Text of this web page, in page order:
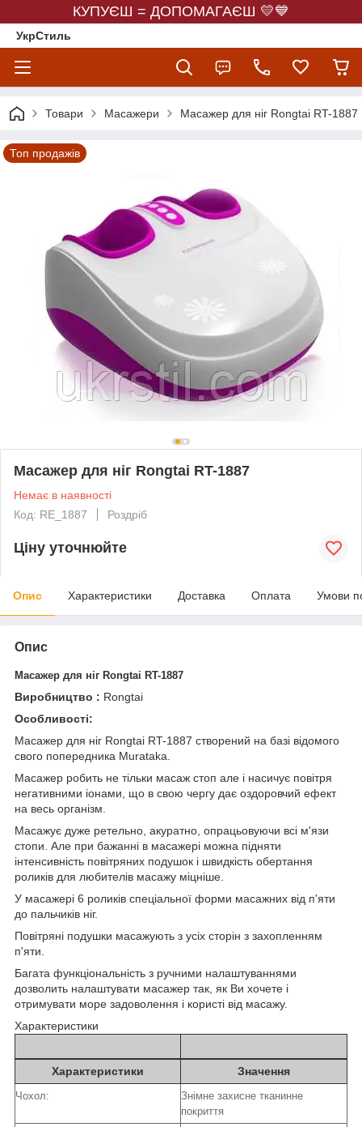
КУПУЄШ = ДОПОМАГАЄШ 💛💙
УкрСтиль
Товари Масажери Масажер для ніг Rongtai RT-1887
Топ продажів
Масажер для ніг Rongtai RT-1887
Немає в наявності
Код: RE_1887
Роздріб
Ціну уточнюйте
Опис Характеристики Доставка Оплата Умови
Опис
Масажер для ніг Rongtai RT-1887
Виробництво : Rongtai
Особливості:
Масажер для ніг Rongtai RT-1887 створений на базі відомого
свого попередника Murataka.
Масажер робить не тільки масаж стоп але і насичує повітря
негативними іонами, що в свою чергу дає оздоровчий ефект
на весь організм.
Масажує дуже ретельно, акуратно, опрацьовуючи всі м'язи
стопи. Але при бажанні в масажері можна підняти
інтенсивність повітряних подушок і швидкість обертання
роликів для любителів масажу міцніше.
У масажері 6 роликів спеціальної форми масажних від п'яти
до пальчиків ніг.
Повітряні подушки масажують з усіх сторін з захопленням
п'яти.
Багата функціональність з ручними налаштуваннями
дозволить налаштувати масажер так, як Ви хочете і
отримувати море задоволення і користі від масажу.
Характеристики
Характеристики Значення
Чохол:
Знімне захисне тканинне
покриття